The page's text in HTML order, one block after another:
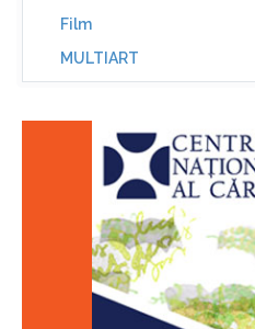
Film
MULTIART